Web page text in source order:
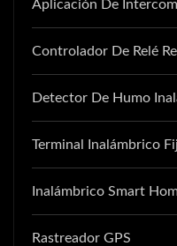
Aplicación De
Controlador De Relé
Detector De Humo
Terminal Inalámbrico
Inalámbrico Smart
Rastreador GPS